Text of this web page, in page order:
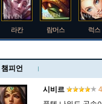
라칸 람머스 럭스
챔피언
시비르